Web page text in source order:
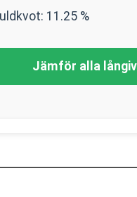
11.25 %
Jämför alla